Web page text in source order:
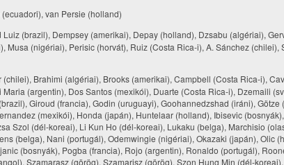
van Persie (holland)
(brazil), Dempsey (amerikai), Depay (holland), Dzsabu (algériai),
(nigériai), Perisic (horvát), Ruiz (Costa Rica-i), A. Sánchez (chilei),
Brahimi (algériai), Brooks (amerikai), Campbell (Costa Rica-i),
(argentin), Dos Santos (mexikói), Duarte (Costa Rica-i), Dzemaili
Giroud (francia), Godin (uruguayi), Goohannedzshad (iráni), Götze
(mexikói), Honda (japán), Huntelaar (holland), Ibisevic
Szol (dél-koreai), Li Kun Ho (dél-koreai), Lukaku (belga), Marchisio
(belga), Nani (portugál), Odemwingie (nigériai), Okazaki (japán), Olic
(bosnyák), Pogba (francia), Rojo (argentin), Ronaldo (portugál),
Szamarasz (görög), Szamarisz (görög), Szon Hung Min (dél-